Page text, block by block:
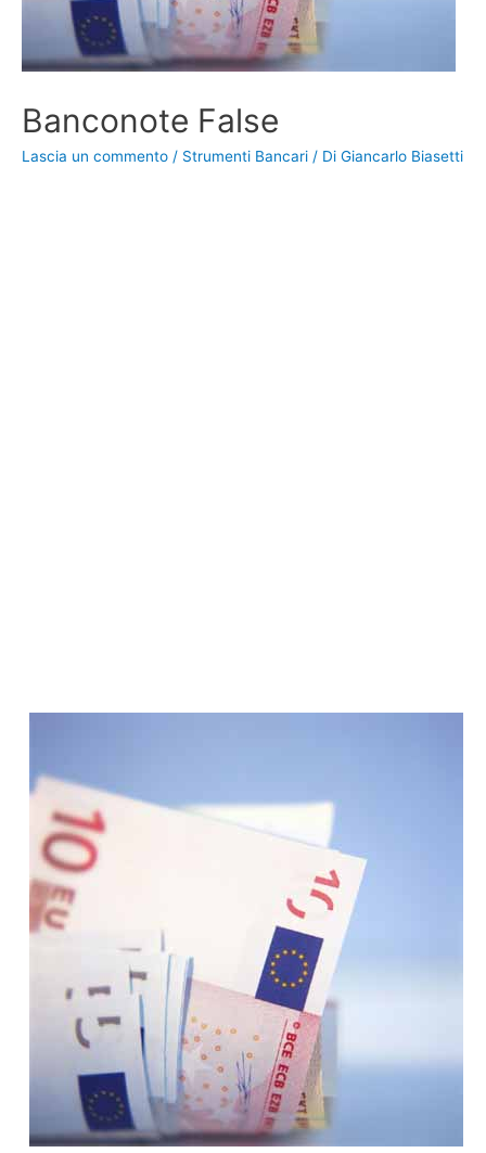
Banconote False
Lascia un commento / Strumenti Bancari / Di Giancarlo Biasetti